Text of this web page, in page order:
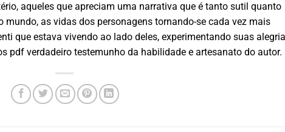
aqueles que apreciam uma narrativa que é tanto sutil quanto
mundo, as vidas dos personagens tornando-se cada vez mais
que estava vivendo ao lado deles, experimentando suas
pdf verdadeiro testemunho da habilidade e artesanato do autor.